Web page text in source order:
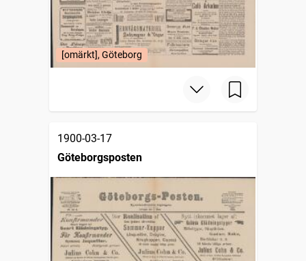
[omärkt], Göteborg
1900-03-17
Göteborgsposten